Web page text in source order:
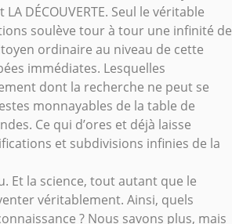
DÉCOUVERTE. Seul le véritable
soulève tour à tour une infinité de
ordinaire au niveau de cette
immédiates. Lesquelles
dont la recherche ne peut se
monnayables de la table de
Ce qui d’ores et déjà laisse
et subdivisions infinies de la
Et la science, tout autant que le
véritablement. Ainsi, quels
? Nous savons plus, mais